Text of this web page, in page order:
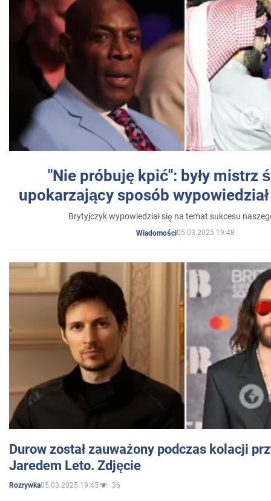
"Nie próbuję kpić": były mistrz
upokarzający sposób
Brytyjczyk wypowiedział się na temat sukcesu
Wiadomości05.03.2025 19:48
Durow został zauważony podczas kolacji
Jaredem Leto. Zdjęcie
Rozrywka05.03.2025 19:45 36